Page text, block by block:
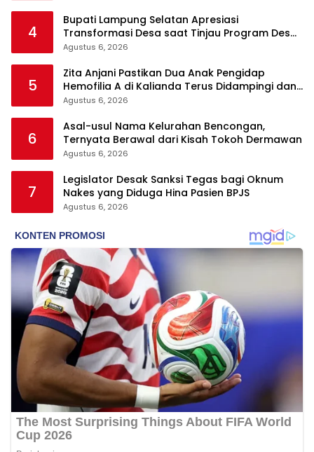
4
Bupati Lampung Selatan Apresiasi
Transformasi Desa saat Tinjau Program Desa
Helau di Natar
Agustus 6, 2026
5
Zita Anjani Pastikan Dua Anak Pengidap
Hemofilia A di Kalianda Terus Didampingi dan
Dijamin Akses Kesehatan
Agustus 6, 2026
6
Asal-usul Nama Kelurahan Bencongan,
Ternyata Berawal dari Kisah Tokoh Dermawan
Agustus 6, 2026
7
Legislator Desak Sanksi Tegas bagi Oknum
Nakes yang Diduga Hina Pasien BPJS
Agustus 6, 2026